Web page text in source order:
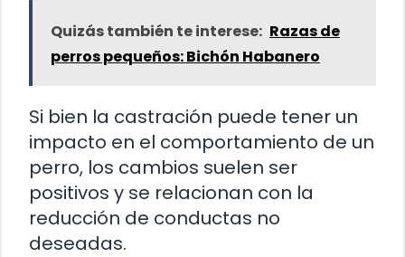
Quizás también te interese: Razas de
perros pequeños: Bichón Habanero
Si bien la castración puede tener un
impacto en el comportamiento de un
perro, los cambios suelen ser
positivos y se relacionan con la
reducción de conductas no
deseadas.